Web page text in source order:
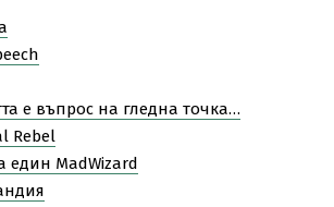
е въпрос на гледна точка…
Rebel
един MadWizard